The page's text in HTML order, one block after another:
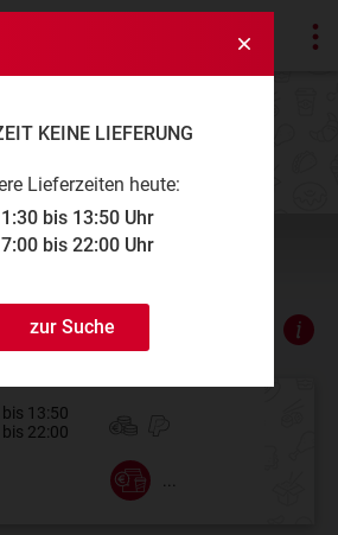
13:50
22:00
KEINE LIEFERUNG
Lieferzeiten heute:
bis 13:50 Uhr
bis 22:00 Uhr
zur Suche